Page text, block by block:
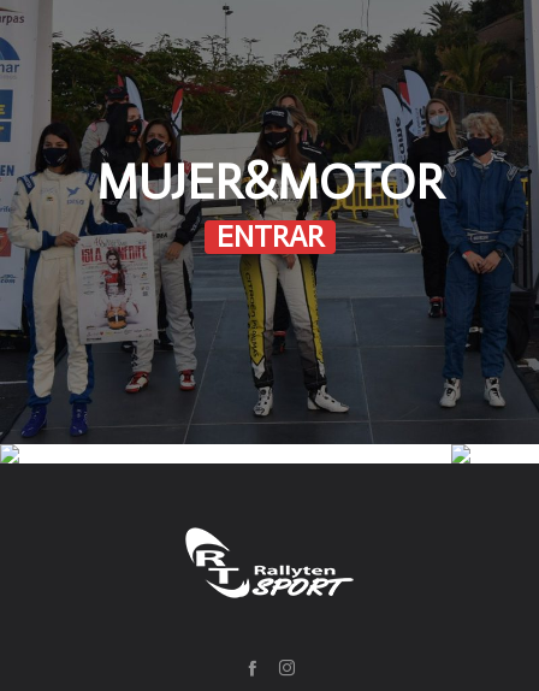
MUJER&MOTOR
ENTRAR